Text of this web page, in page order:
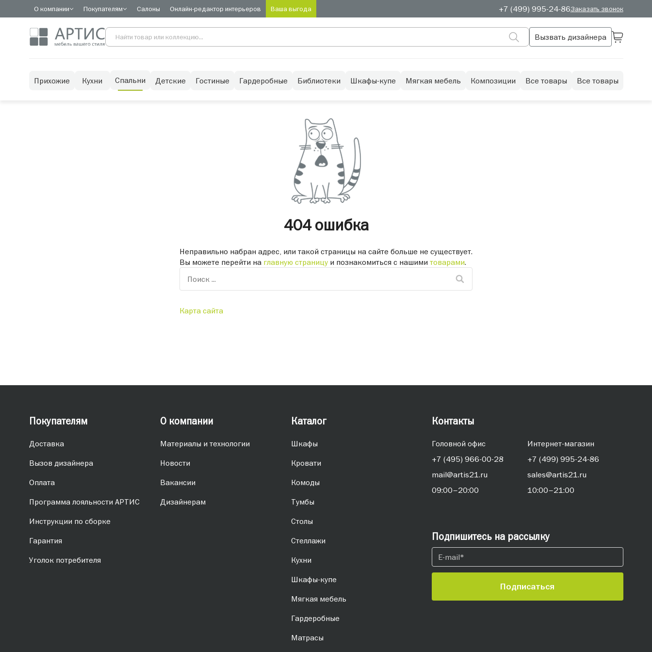
О компании Покупателям Салоны Онлайн-редактор интерьеров Ваша выгода +7 (499) 995-24-86Заказать звонок
Вызвать дизайнера
Прихожие Кухни Спальни Детские Гостиные Гардеробные Библиотеки Шкафы-купе Мягкая мебель Композиции Все товары Все товары
404 ошибка
Неправильно набран адрес, или такой страницы на сайте больше не существует.
Вы можете перейти на главную страницу и познакомиться с нашими товарами.
Карта сайта
Покупателям
Доставка
Вызов дизайнера
Оплата
Программа лояльности АРТИС
Инструкции по сборке
Гарантия
Уголок потребителя
О компании
Материалы и технологии
Новости
Вакансии
Дизайнерам
Каталог
Шкафы
Кровати
Комоды
Тумбы
Столы
Стеллажи
Кухни
Шкафы-купе
Мягкая мебель
Гардеробные
Матрасы
Контакты
Головной офис
+7 (495) 966-00-28
mail@artis21.ru
09:00–20:00
Интернет-магазин
+7 (499) 995-24-86
sales@artis21.ru
10:00–21:00
Подпишитесь на рассылку
Подписаться